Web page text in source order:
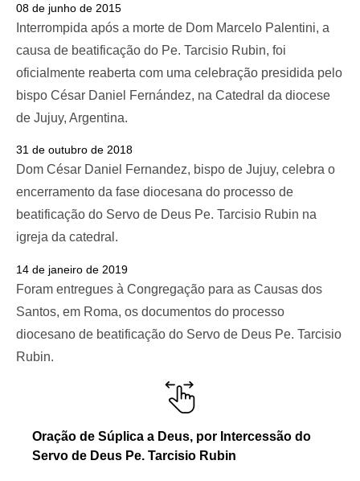
08 de junho de 2015
Interrompida após a morte de Dom Marcelo Palentini, a
causa de beatificação do Pe. Tarcisio Rubin, foi
oficialmente reaberta com uma celebração presidida pelo
bispo César Daniel Fernández, na Catedral da diocese
de Jujuy, Argentina.
31 de outubro de 2018
Dom César Daniel Fernandez, bispo de Jujuy, celebra o
encerramento da fase diocesana do processo de
beatificação do Servo de Deus Pe. Tarcisio Rubin na
igreja da catedral.
14 de janeiro de 2019
Foram entregues à Congregação para as Causas dos
Santos, em Roma, os documentos do processo
diocesano de beatificação do Servo de Deus Pe. Tarcisio
Rubin.
Oração de Súplica a Deus, por Intercessão do
Servo de Deus Pe. Tarcisio Rubin